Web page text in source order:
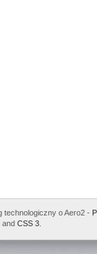
technologiczny o Aero2 -
and CSS 3